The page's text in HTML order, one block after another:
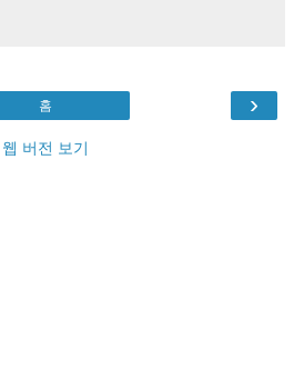
›
홈
웹 버전 보기